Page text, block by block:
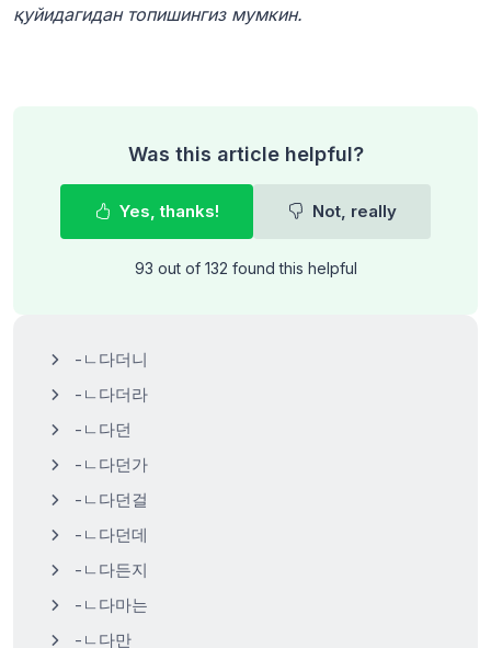
қуйидагидан топишингиз мумкин.
Was this article helpful?
Yes, thanks! Not, really
93 out of 132 found this helpful
-ㄴ다더니
-ㄴ다더라
-ㄴ다던
-ㄴ다던가
-ㄴ다던걸
-ㄴ다던데
-ㄴ다든지
-ㄴ다마는
-ㄴ다만